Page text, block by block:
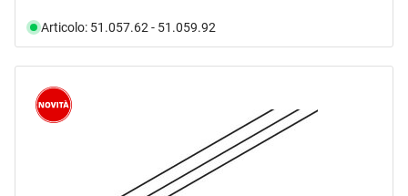
Articolo: 51.057.62 - 51.059.92